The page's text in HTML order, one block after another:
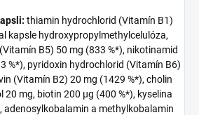
thiamin hydrochlorid (Vitamín B1)
kapsle hydroxypropylmethylcelulóza,
B5) 50 mg (833 %*), nikotinamid
%*), pyridoxin hydrochlorid (Vitamín B6)
(Vitamín B2) 20 mg (1429 %*), cholin
mg, biotin 200 µg (400 %*), kyselina
adenosylkobalamin a methylkobalamin